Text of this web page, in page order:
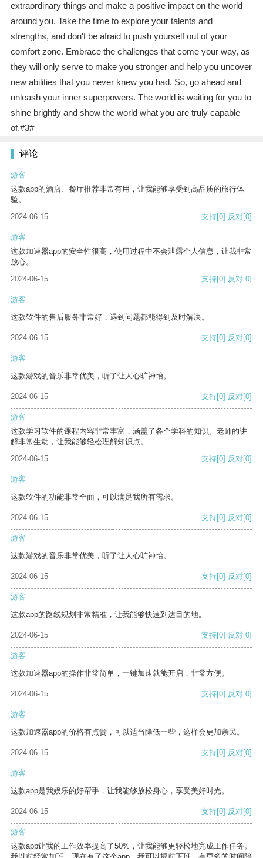
extraordinary things and make a positive impact on the world
around you. Take the time to explore your talents and
strengths, and don't be afraid to push yourself out of your
comfort zone. Embrace the challenges that come your way, as
they will only serve to make you stronger and help you uncover
new abilities that you never knew you had. So, go ahead and
unleash your inner superpowers. The world is waiting for you to
shine brightly and show the world what you are truly capable
of.#3#
评论
游客
这款app的酒店、餐厅推荐非常有用，让我能够享受到高品质的旅行体
验。
2024-06-15
支持[0] 反对[0]
游客
这款加速器app的安全性很高，使用过程中不会泄露个人信息，让我非常
放心。
2024-06-15
支持[0] 反对[0]
游客
这款软件的售后服务非常好，遇到问题都能得到及时解决。
2024-06-15 支持[0] 反对[0]
游客
这款游戏的音乐非常优美，听了让人心旷神怡。
2024-06-15 支持[0] 反对[0]
游客
这款学习软件的课程内容非常丰富，涵盖了各个学科的知识。老师的讲
解非常生动，让我能够轻松理解知识点。
2024-06-15
支持[0] 反对[0]
游客
这款软件的功能非常全面，可以满足我所有需求。
2024-06-15 支持[0] 反对[0]
游客
这款游戏的音乐非常优美，听了让人心旷神怡。
2024-06-15 支持[0] 反对[0]
游客
这款app的路线规划非常精准，让我能够快速到达目的地。
2024-06-15 支持[0] 反对[0]
游客
这款加速器app的操作非常简单，一键加速就能开启，非常方便。
2024-06-15 支持[0] 反对[0]
游客
这款加速器app的价格有点贵，可以适当降低一些，这样会更加亲民。
2024-06-15 支持[0] 反对[0]
游客
这款app是我娱乐的好帮手，让我能够放松身心，享受美好时光。
2024-06-15 支持[0] 反对[0]
游客
这款app让我的工作效率提高了50%，让我能够更轻松地完成工作任务。